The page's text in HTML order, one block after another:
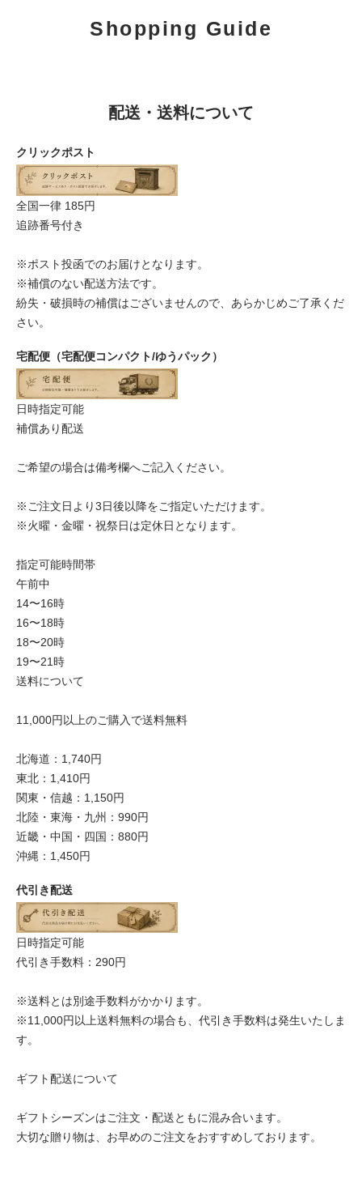
Shopping Guide
配送・送料について
クリックポスト
全国一律 185円
追跡番号付き
※ポスト投函でのお届けとなります。
※補償のない配送方法です。
紛失・破損時の補償はございませんので、あらかじめご了承くだ
さい。
宅配便（宅配便コンパクト/ゆうパック）
日時指定可能
補償あり配送
ご希望の場合は備考欄へご記入ください。
※ご注文日より3日後以降をご指定いただけます。
※火曜・金曜・祝祭日は定休日となります。
指定可能時間帯
午前中
14〜16時
16〜18時
18〜20時
19〜21時
送料について
11,000円以上のご購入で送料無料
北海道：1,740円
東北：1,410円
関東・信越：1,150円
北陸・東海・九州：990円
近畿・中国・四国：880円
沖縄：1,450円
代引き配送
日時指定可能
代引き手数料：290円
※送料とは別途手数料がかかります。
※11,000円以上送料無料の場合も、代引き手数料は発生いたしま
す。
ギフト配送について
ギフトシーズンはご注文・配送ともに混み合います。
大切な贈り物は、お早めのご注文をおすすめしております。